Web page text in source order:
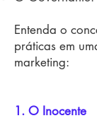
Entenda o
práticas em
marketing:
1. O Inocente